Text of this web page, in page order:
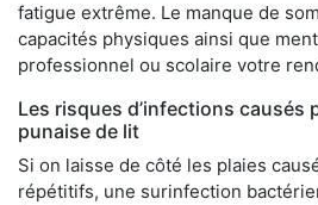
fatigue extrême. Le manque de
capacités physiques ainsi que
professionnel ou scolaire votre
Les risques d’infections causés
punaise de lit
Si on laisse de côté les plaies
répétitifs, une surinfection